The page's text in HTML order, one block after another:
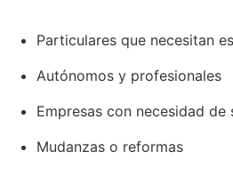
Particulares que necesitan
Autónomos y profesionales
Empresas con necesidad de
Mudanzas o reformas